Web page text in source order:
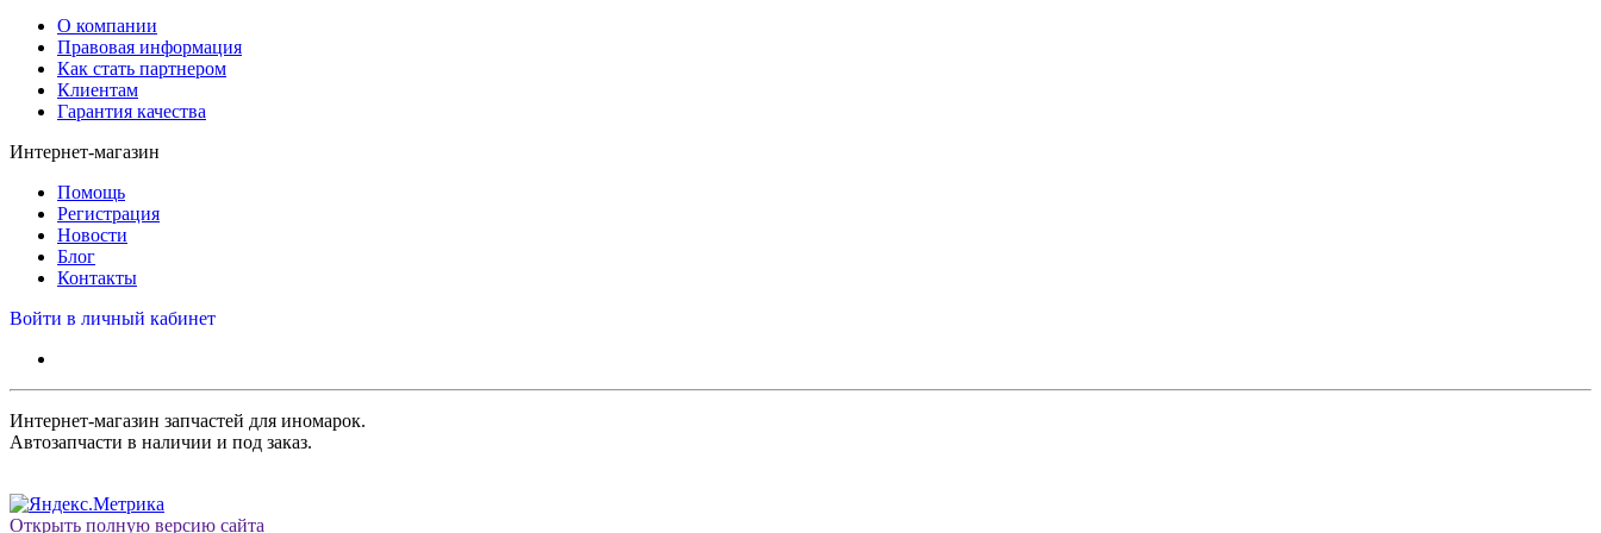
О компании
Правовая информация
Как стать партнером
Клиентам
Гарантия качества
Интернет-магазин
Помощь
Регистрация
Новости
Блог
Контакты
Войти в личный кабинет
Интернет-магазин запчастей для иномарок.
Автозапчасти в наличии и под заказ.
Открыть полную версию сайта